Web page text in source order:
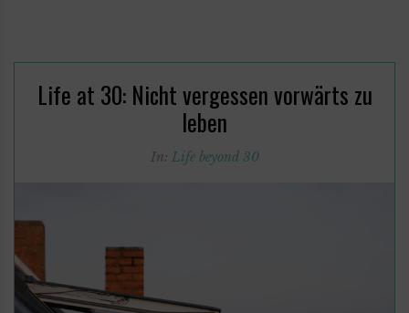
Life at 30: Nicht vergessen vorwärts zu
leben
In: Life beyond 30